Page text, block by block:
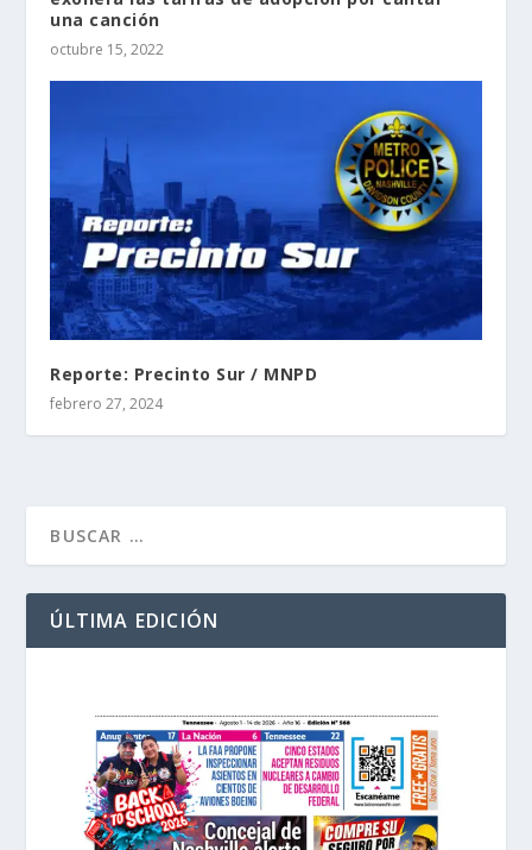
una canción
octubre 15, 2022
Reporte: Precinto Sur / MNPD
febrero 27, 2024
ÚLTIMA EDICIÓN